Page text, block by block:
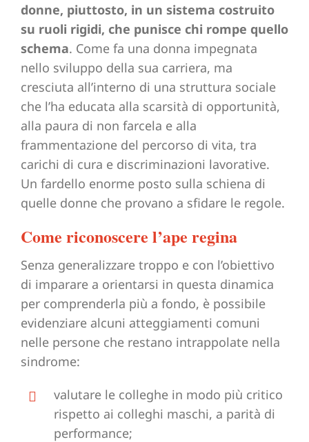
donne, piuttosto, in un sistema costruito
su ruoli rigidi, che punisce chi rompe quello
schema. Come fa una donna impegnata
nello sviluppo della sua carriera, ma
cresciuta all’interno di una struttura sociale
che l’ha educata alla scarsità di opportunità,
alla paura di non farcela e alla
frammentazione del percorso di vita, tra
carichi di cura e discriminazioni lavorative.
Un fardello enorme posto sulla schiena di
quelle donne che provano a sfidare le regole.
Come riconoscere l’ape regina
Senza generalizzare troppo e con l’obiettivo
di imparare a orientarsi in questa dinamica
per comprenderla più a fondo, è possibile
evidenziare alcuni atteggiamenti comuni
nelle persone che restano intrappolate nella
sindrome:
valutare le colleghe in modo più critico
rispetto ai colleghi maschi, a parità di
performance;